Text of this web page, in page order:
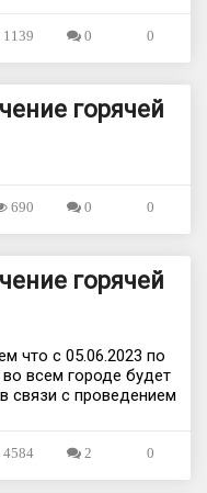
0
0
1139
горячей
0
0
690
горячей
что с 05.06.2023 по
во всем городе будет
связи с проведением
0
2
4584